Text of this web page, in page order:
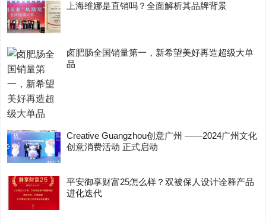
上海维娜是直销吗？全面解析其品牌背景
卤肥肠全国销量第一，新希望美好再造超级大单
品
Creative Guangzhou创意广州 ——2024广州文化
创意消费活动 正式启动
平安御享财富25怎么样？双被保人设计诠释产品
进化迭代